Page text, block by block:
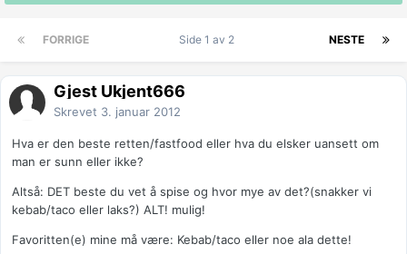
FORRIGE NESTE
Side 1 av 2
Gjest Ukjent666
Skrevet 3. januar 2012
Hva er den beste retten/fastfood eller hva du elsker uansett om
man er sunn eller ikke?
Altså: DET beste du vet å spise og hvor mye av det?(snakker vi
kebab/taco eller laks?) ALT! mulig!
Favoritten(e) mine må være: Kebab/taco eller noe ala dette!